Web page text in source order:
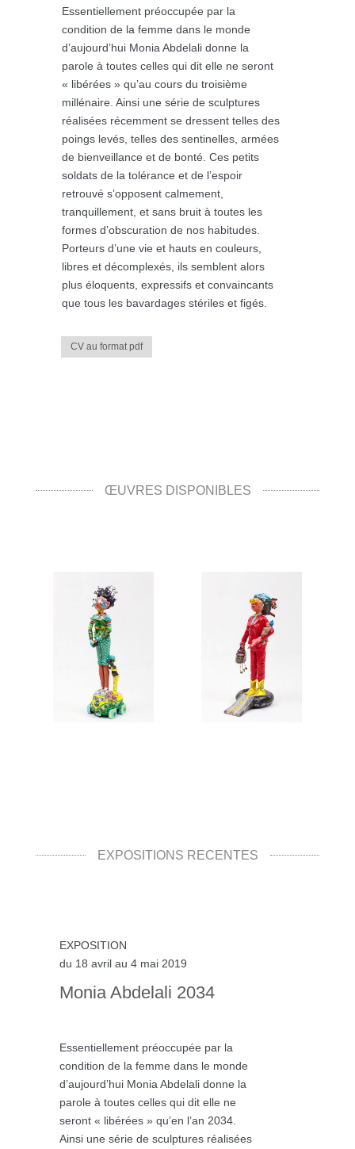
Essentiellement préoccupée par la
condition de la femme dans le monde
d’aujourd’hui Monia Abdelali donne la
parole à toutes celles qui dit elle ne seront
« libérées » qu’au cours du troisième
millénaire. Ainsi une série de sculptures
réalisées récemment se dressent telles des
poings levés, telles des sentinelles, armées
de bienveillance et de bonté. Ces petits
soldats de la tolérance et de l’espoir
retrouvé s’opposent calmement,
tranquillement, et sans bruit à toutes les
formes d’obscuration de nos habitudes.
Porteurs d’une vie et hauts en couleurs,
libres et décomplexés, ils semblent alors
plus éloquents, expressifs et convaincants
que tous les bavardages stériles et figés.
CV au format pdf
ŒUVRES DISPONIBLES
EXPOSITIONS RÉCENTES
EXPOSITION
du 18 avril au 4 mai 2019
Monia Abdelali 2034
Essentiellement préoccupée par la
condition de la femme dans le monde
d’aujourd’hui Monia Abdelali donne la
parole à toutes celles qui dit elle ne
seront « libérées » qu’en l’an 2034.
Ainsi une série de sculptures réalisées